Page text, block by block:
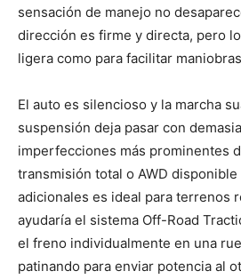
sensación de manejo no
dirección es firme y directa, pero
ligera como para facilitar
El auto es silencioso y la marcha
suspensión deja pasar con
imperfecciones más prominentes
transmisión total o AWD
adicionales es ideal para terrenos
ayudaría el sistema Off-Road
el freno individualmente en una
patinando para enviar potencia al